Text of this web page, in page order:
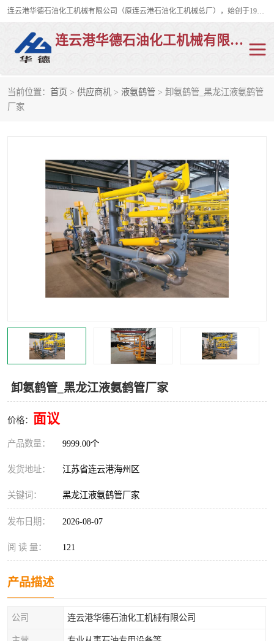
连云港华德石油化工机械有限公司（原连云港石油化工机械总厂），始创于1982年，是从事码头船用流体装卸臂、陆用流体装卸臂（鹤管）、活动梯、钢构平台、定量装车系统等全系列流体装卸设备的设计、制造、销售以及服务的专业供应商。
连云港华德石油化工机械有限公司
当前位置： 首页 > 供应商机 > 液氨鹤管 > 卸氨鹤管_黑龙江液氨鹤管
厂家
卸氨鹤管_黑龙江液氨鹤管厂家
价格： 面议
产品数量： 9999.00个
发货地址： 江苏省连云港海州区
关键词： 黑龙江液氨鹤管厂家
发布日期： 2026-08-07
阅 读 量： 121
产品描述
公司 连云港华德石油化工机械有限公司
陆用流体装卸臂
LNG鹤管 活动梯
卸车鹤管
装车鹤管 输油臂
紧急脱离干式接头 火车鹤管
顶部鹤管
浮动出油装置 鹤管